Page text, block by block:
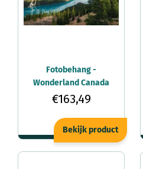
Fotobehang -
Wonderland Canada
450x280cm -
€163,49
Bekijk product